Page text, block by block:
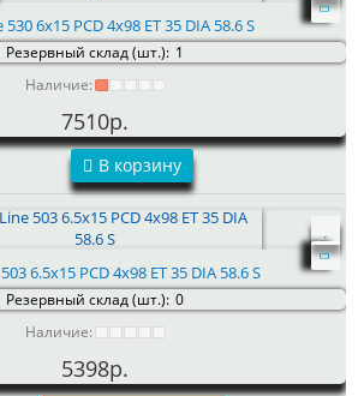
6x15 PCD 4x98 ET 35 DIA 58.6 S
Резервный склад (шт.): 1
Наличие:
7510р.
В корзину
6.5x15 PCD 4x98 ET 35 DIA 58.6 S
Резервный склад (шт.): 0
Наличие:
5398р.